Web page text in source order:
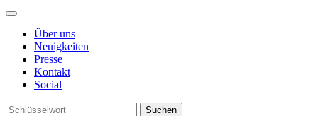
Über uns
Neuigkeiten
Presse
Kontakt
Social
Suchen